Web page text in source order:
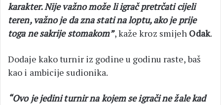
karakter. Nije važno može li igrač pretrčati cijeli
teren, važno je da zna stati na loptu, ako je prije
toga ne sakrije stomakom”, kaže kroz smijeh Odak.
Dodaje kako turnir iz godine u godinu raste, baš
kao i ambicije sudionika.
“Ovo je jedini turnir na kojem se igrači ne žale kad